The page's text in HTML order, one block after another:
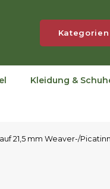
Kategorien
Kleidung &
21,5 mm Weaver-/